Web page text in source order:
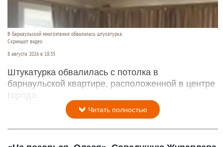
В барнаульской многоэтажке обвалилась штукатурка.
Скриншот видео
8 августа 2026 в 18:35
Штукатурка обвалилась с потолка в
барнаульской квартире, расположенной в центре
города.
Читать полностью